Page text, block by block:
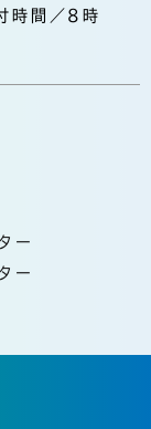
間／8時
ー
ー